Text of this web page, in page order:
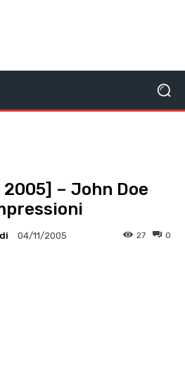
2005] – John Doe
04/11/2005 0
27